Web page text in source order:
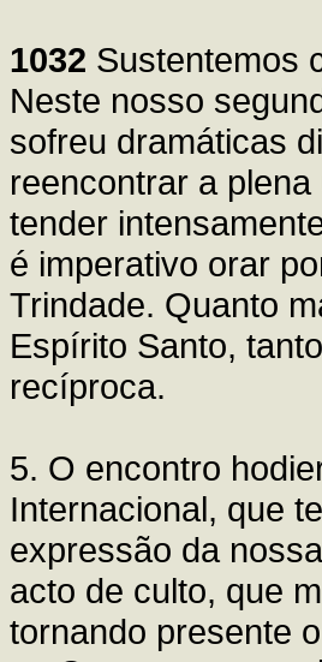
1032 Sustentemos
Neste nosso
sofreu dramáticas
reencontrar a
tender
é imperativo orar
Trindade. Quanto
Espírito Santo,
recíproca.
5. O encontro
Internacional, que
expressão da
acto de culto, que
tornando presente